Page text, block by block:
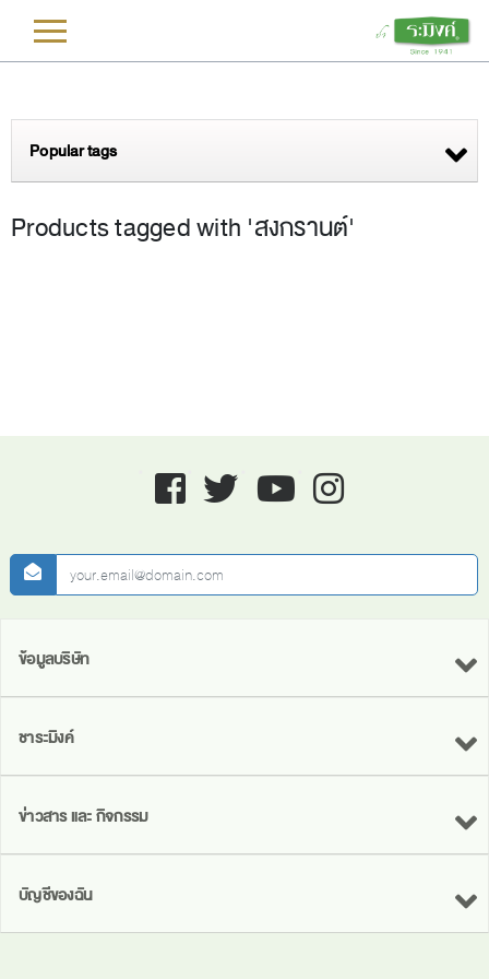
Popular tags
Products tagged with 'สงกรานต์'
Facebook twitter youtube instagram
newsletter
ข้อมูลบริษัท
ชาระมิงค์
ข่าวสาร และ กิจกรรม
บัญชีของฉัน